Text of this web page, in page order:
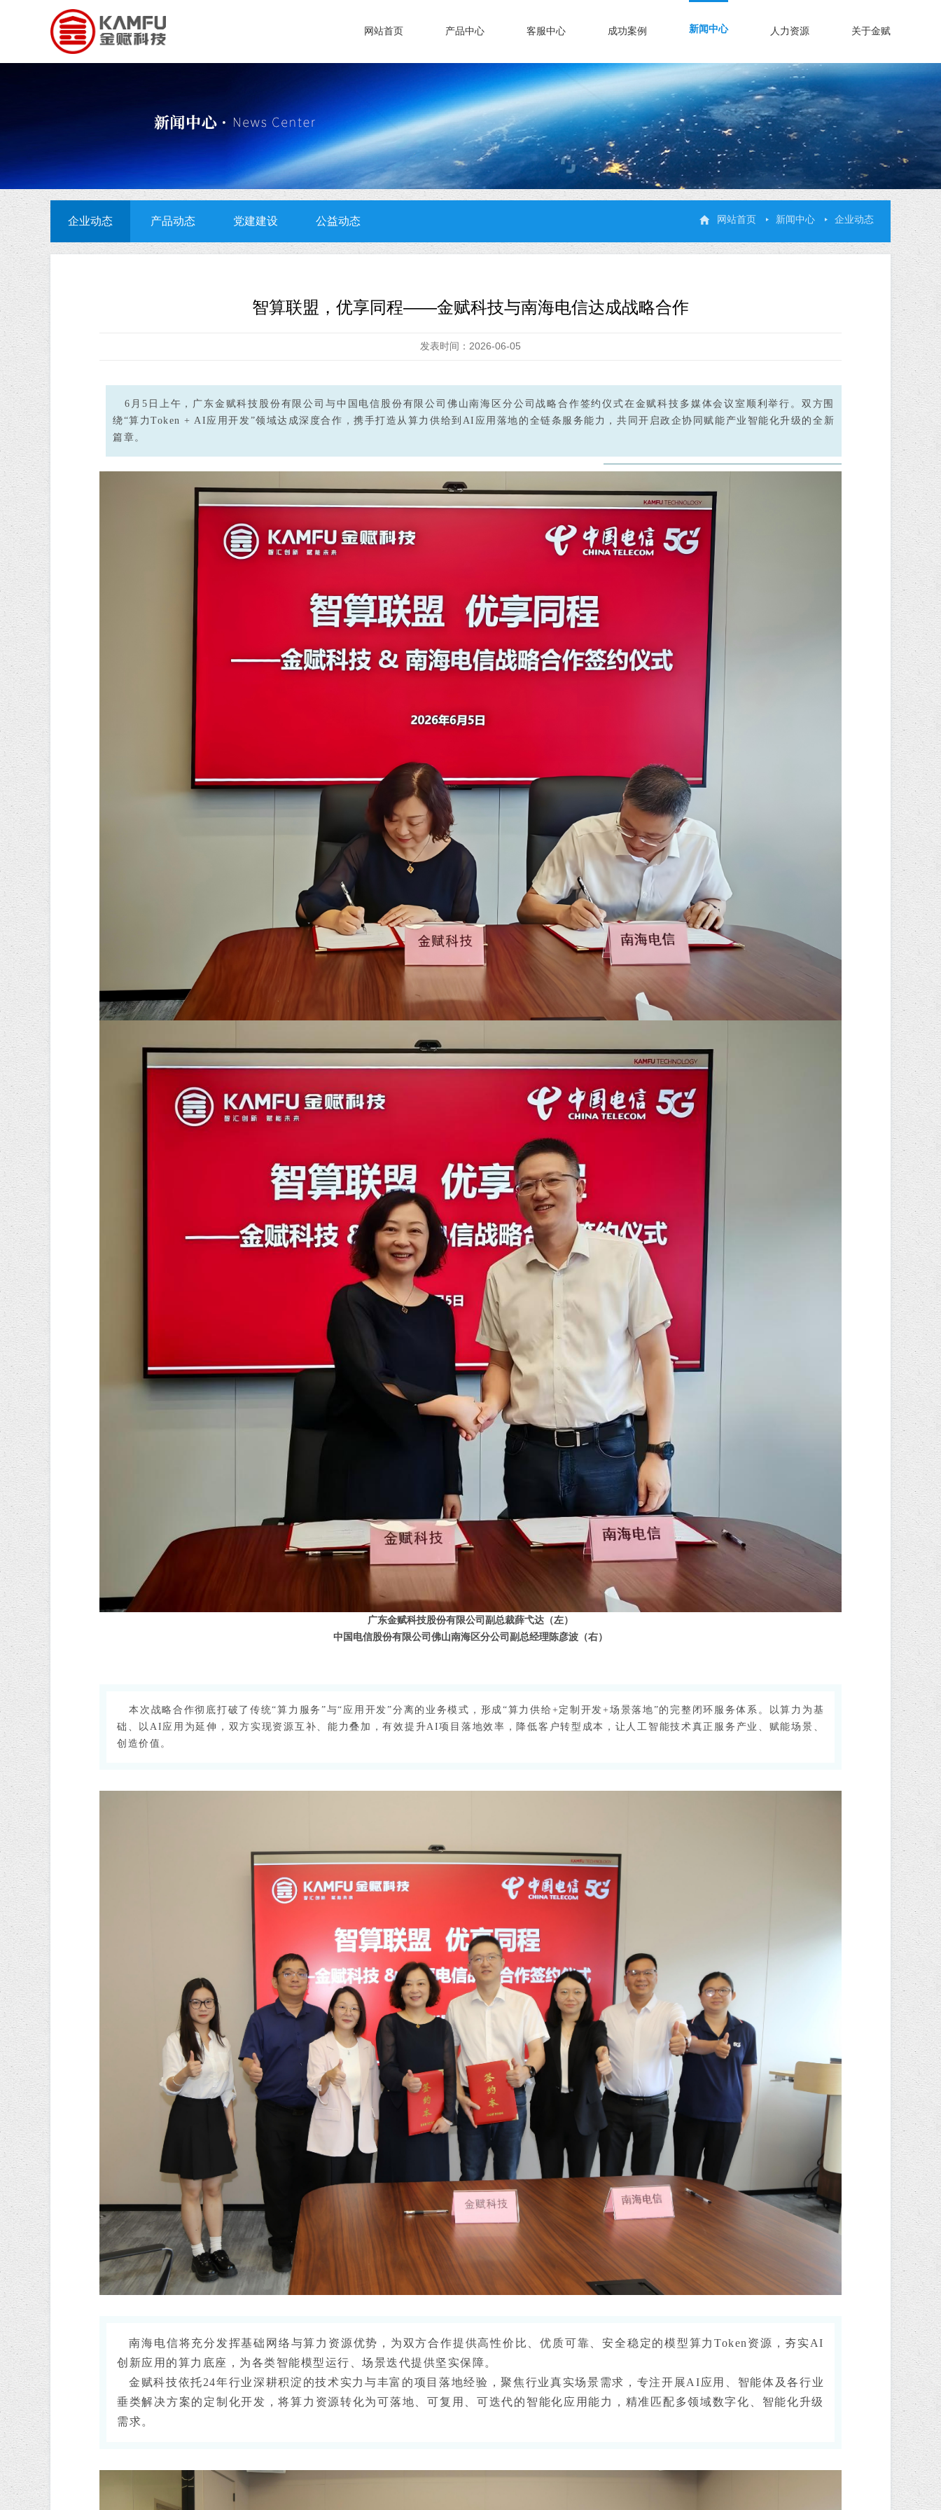
网站首页 产品中心 客服中心 成功案例 新闻中心 人力资源 关于金赋
企业动态 产品动态 党建建设 公益动态 网站首页 新闻中心 企业动态
智算联盟，优享同程——金赋科技与南海电信达成战略合作
发表时间：2026-06-05
6月5日上午，广东金赋科技股份有限公司与中国电信股份有限公司佛山南海区分公司战略合作签约仪式在金赋科技多媒体会议室顺利举行。双方围
绕“算力Token + AI应用开发”领域达成深度合作，携手打造从算力供给到AI应用落地的全链条服务能力，共同开启政企协同赋能产业智能化升级的全新
篇章。
广东金赋科技股份有限公司副总裁薛弋达（左）
中国电信股份有限公司佛山南海区分公司副总经理陈彦波（右）
本次战略合作彻底打破了传统“算力服务”与“应用开发”分离的业务模式，形成“算力供给+定制开发+场景落地”的完整闭环服务体系。以算力为基
础、以AI应用为延伸，双方实现资源互补、能力叠加，有效提升AI项目落地效率，降低客户转型成本，让人工智能技术真正服务产业、赋能场景、
创造价值。
南海电信将充分发挥基础网络与算力资源优势，为双方合作提供高性价比、优质可靠、安全稳定的模型算力Token资源，夯实AI
创新应用的算力底座，为各类智能模型运行、场景迭代提供坚实保障。
金赋科技依托24年行业深耕积淀的技术实力与丰富的项目落地经验，聚焦行业真实场景需求，专注开展AI应用、智能体及各行业
垂类解决方案的定制化开发，将算力资源转化为可落地、可复用、可迭代的智能化应用能力，精准匹配多领域数字化、智能化升级
需求。